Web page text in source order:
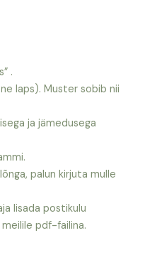
.
laps). Muster sobib nii
ja jämedusega
palun kirjuta mulle
lisada postikulu
pdf-failina.